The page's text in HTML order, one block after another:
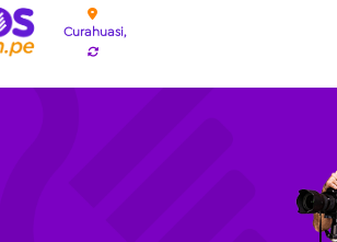
Curahuasi,